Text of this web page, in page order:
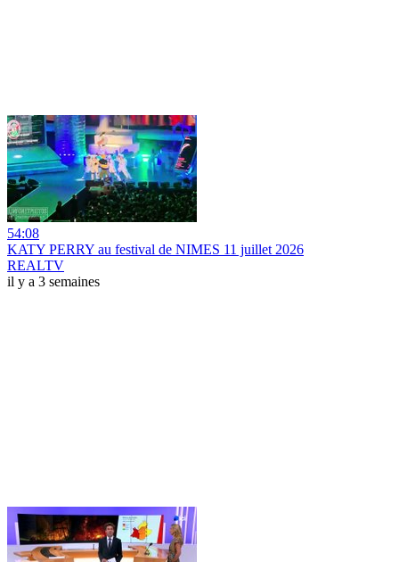
54:08
KATY PERRY au festival de NIMES 11 juillet 2026
REALTV
il y a 3 semaines